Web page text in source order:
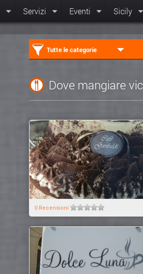
Servizi Eventi Sicily
Tutte le categorie
Dove mangiare
0 Recensioni